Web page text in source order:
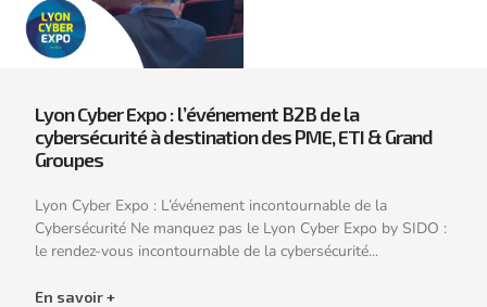
Lyon Cyber Expo : l’événement B2B de la
cybersécurité à destination des PME, ETI & Grand
Groupes
Lyon Cyber Expo : L’événement incontournable de la
Cybersécurité Ne manquez pas le Lyon Cyber Expo by SIDO :
le rendez-vous incontournable de la cybersécurité...
En savoir +